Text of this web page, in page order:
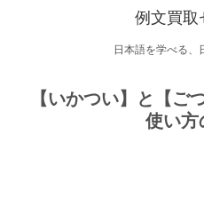
例文買取
日本語を学べる、
【いかつい】と【ご
使い方